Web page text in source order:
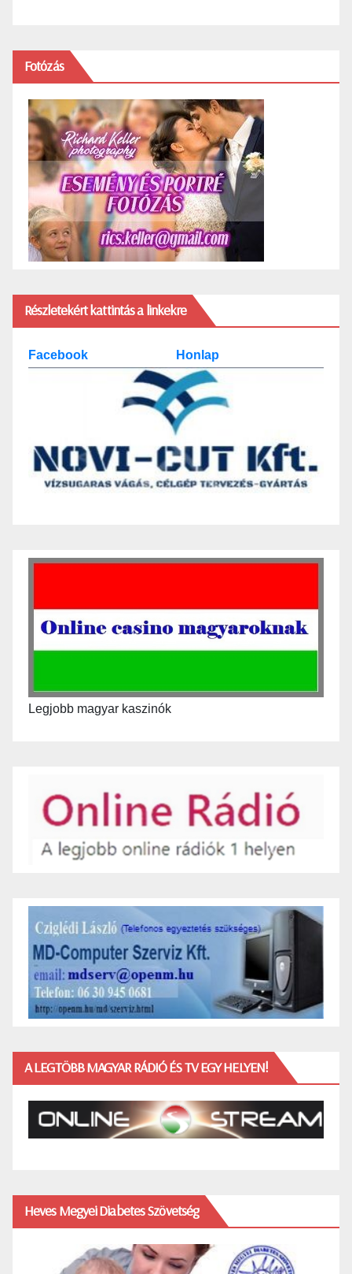
Fotózás
Részletekért kattintás a linkekre
Facebook Honlap
Legjobb magyar kaszinók
A LEGTÖBB MAGYAR RÁDIÓ ÉS TV EGY HELYEN!
Heves Megyei Diabetes Szövetség